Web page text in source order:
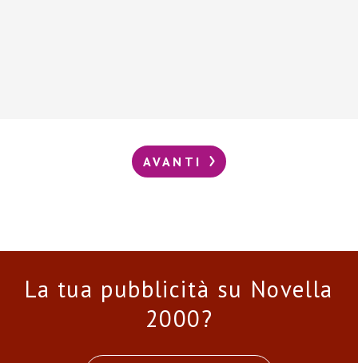
AVANTI
La tua pubblicità su Novella
2000?